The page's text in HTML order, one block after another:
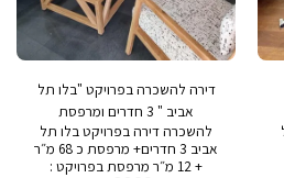
דירה להשכרה בפרויקט "בלו תל
אביב " 3 חדרים ומרפסת
להשכרה דירה בפרויקט בלו תל
אביב 3 חדרים+ מרפסת כ 68 מ״ר
+ 12 מ״ר מרפסת בפרויקט :